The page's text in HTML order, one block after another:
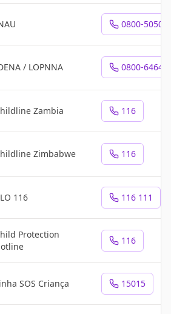
0800-5050
/ LOPNNA 0800-
Zambia 116
Zimbabwe 116
116 116 111
Protection
116
SOS Criança 15015